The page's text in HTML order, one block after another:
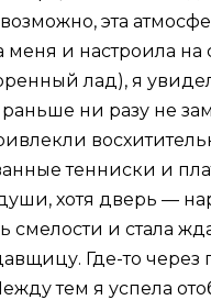
эта
меня и настроила на
лад), я
раньше ни разу не
тенниски и
хотя дверь —
смелости и стала
Где-то через
тем я успела